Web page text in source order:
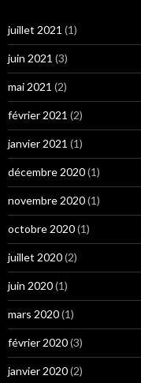
juillet 2021 (1)
juin 2021 (3)
mai 2021 (2)
février 2021 (2)
janvier 2021 (1)
décembre 2020(1)
novembre 2020(1)
octobre 2020(1)
juillet 2020(2)
juin 2020(1)
mars 2020(1)
février 2020(3)
janvier 2020(2)